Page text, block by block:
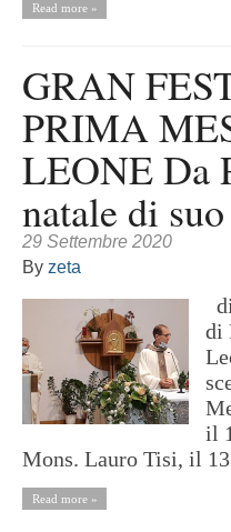
Read more »
GRAN
PRIMA
LEONE Da
natale di
29 Settembre 2020
By zeta
di
il
Mons. Lauro Tisi, il
Read more »